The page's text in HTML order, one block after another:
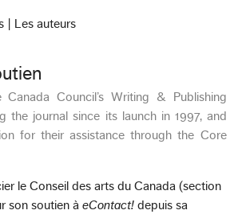
| Les auteurs
Council’s Writing & Publishing
the journal since its launch in 1997, and
for their assistance through the Core
le Conseil des arts du Canada (section
son soutien àeContact! depuis sa